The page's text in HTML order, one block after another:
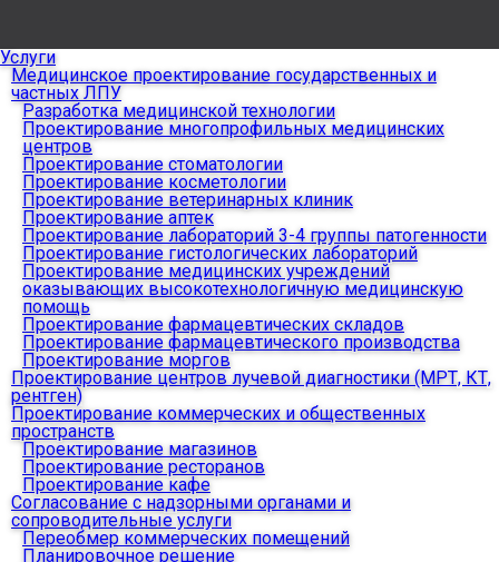
Услуги
Медицинское проектирование государственных и
частных ЛПУ
Разработка медицинской технологии
Проектирование многопрофильных медицинских
центров
Проектирование стоматологии
Проектирование косметологии
Проектирование ветеринарных клиник
Проектирование аптек
Проектирование лабораторий 3-4 группы патогенности
Проектирование гистологических лабораторий
Проектирование медицинских учреждений
оказывающих высокотехнологичную медицинскую
помощь
Проектирование фармацевтических складов
Проектирование фармацевтического производства
Проектирование моргов
Проектирование центров лучевой диагностики (МРТ, КТ,
рентген)
Проектирование коммерческих и общественных
пространств
Проектирование магазинов
Проектирование ресторанов
Проектирование кафе
Согласование с надзорными органами и
сопроводительные услуги
Переобмер коммерческих помещений
Планировочное решение